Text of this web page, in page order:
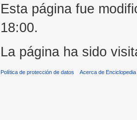
Esta página fue
18:00.
La página ha sido
Política de protección de datos Acerca de